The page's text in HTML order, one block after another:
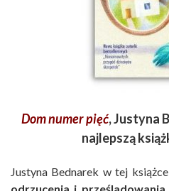
Dom numer pięć, Justyna
najlepszą
Justyna Bednarek w tej